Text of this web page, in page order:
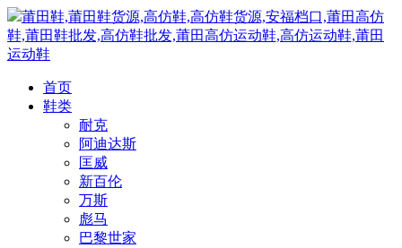
莆田鞋,莆田鞋货源,高仿鞋,高仿鞋货源,安福档口,莆田高仿
鞋,莆田鞋批发,高仿鞋批发,莆田高仿运动鞋,高仿运动鞋,莆田
运动鞋
首页
鞋类
耐克
阿迪达斯
匡威
新百伦
万斯
彪马
巴黎世家